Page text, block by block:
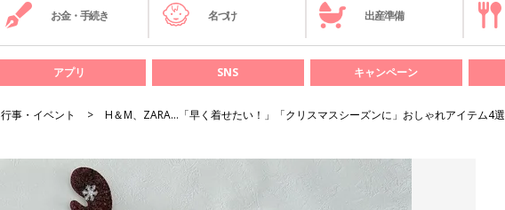
お金・手続き 名づけ 出産準備
アプリ SNS キャンペーン
行事・イベント H＆M、ZARA…「早く着せたい！」「クリスマスシーズンに」おしゃれアイテム4選